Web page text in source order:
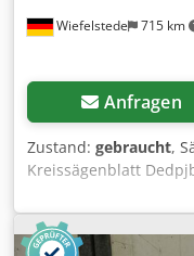
Wiefelstede 715 km
Anfragen
Zustand: gebraucht,
Kreissägenblatt
11,8x60 -Z 36 = T
Preis: pro Stück -